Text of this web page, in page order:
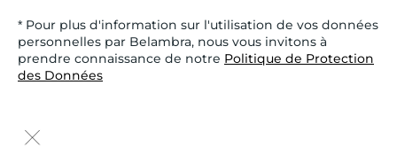
* Pour plus d'information sur l'utilisation de vos données
personnelles par Belambra, nous vous invitons à
prendre connaissance de notre Politique de Protection
des Données